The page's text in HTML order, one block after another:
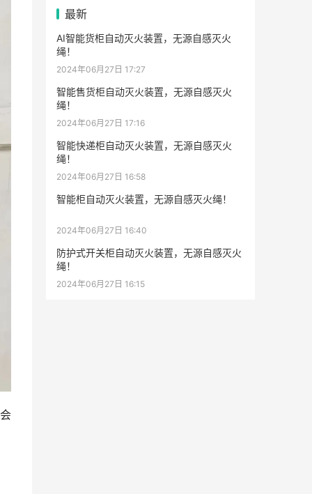
最新
AI智能货柜自动灭火装置，无源自感灭火
绳！
2024年06月27日 17:27
智能售货柜自动灭火装置，无源自感灭火
绳！
2024年06月27日 17:16
智能快递柜自动灭火装置，无源自感灭火
绳！
2024年06月27日 16:58
智能柜自动灭火装置，无源自感灭火绳！
2024年06月27日 16:40
防护式开关柜自动灭火装置，无源自感灭火
绳！
2024年06月27日 16:15